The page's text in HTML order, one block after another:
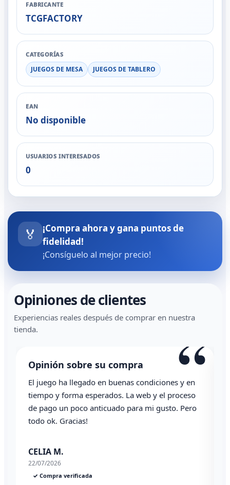
FABRICANTE
TCGFACTORY
CATEGORÍAS
JUEGOS DE MESA JUEGOS DE TABLERO
EAN
No disponible
USUARIOS INTERESADOS
0
🏅
¡Compra ahora y gana puntos de
fidelidad!
¡Consíguelo al mejor precio!
Opiniones de clientes
Experiencias reales después de comprar en nuestra
tienda.
“
Opinión sobre su compra
El juego ha llegado en buenas condiciones y en
tiempo y forma esperados. La web y el proceso
de pago un poco anticuado para mi gusto. Pero
todo ok. Gracias!
CELIA M.
22/07/2026
✓ Compra verificada